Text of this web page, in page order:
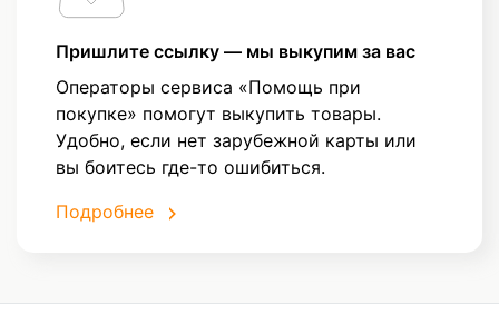
Пришлите ссылку — мы выкупим за вас
Операторы сервиса «Помощь при
покупке» помогут выкупить товары.
Удобно, если нет зарубежной карты или
вы боитесь где-то ошибиться.
Подробнее